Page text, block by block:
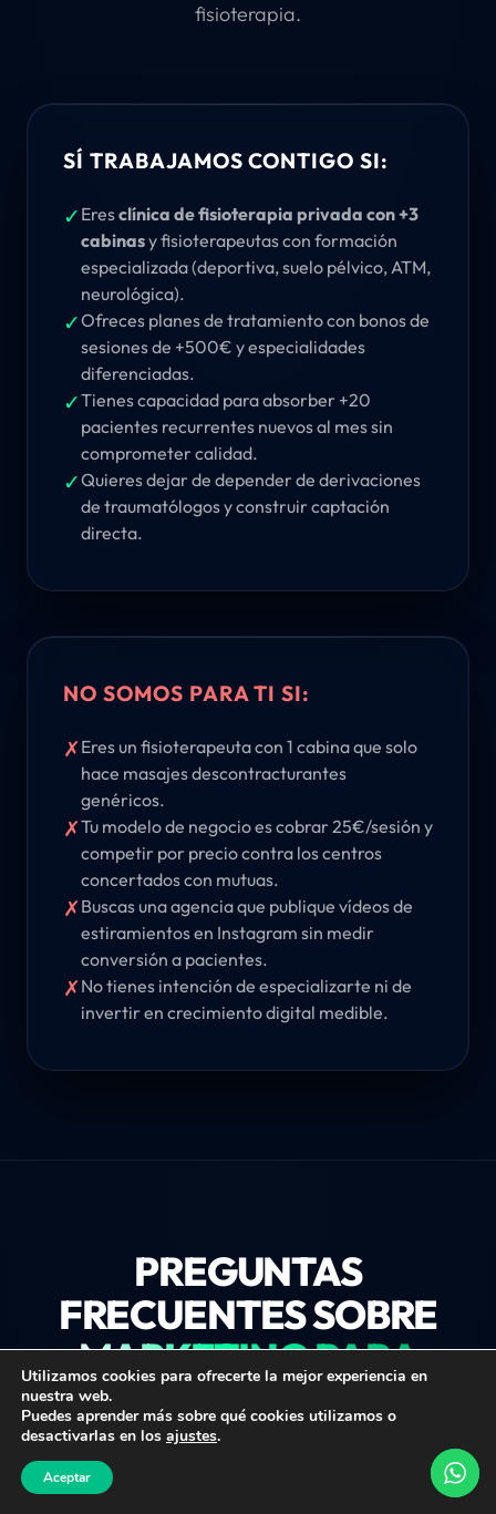
fisioterapia.
SÍ TRABAJAMOS CONTIGO SI:
✓ Eresclínica de fisioterapia privada con +3
cabinasy fisioterapeutas con formación
especializada (deportiva, suelo pélvico, ATM,
neurológica).
✓Ofreces planes de tratamiento con bonos de
sesiones de +500€ y especialidades
diferenciadas.
✓Tienes capacidad para absorber +20
pacientes recurrentes nuevos al mes sin
comprometer calidad.
✓Quieres dejar de depender de derivaciones
de traumatólogos y construir captación
directa.
NO SOMOS PARA TI SI:
✗Eres un fisioterapeuta con 1 cabina que solo
hace masajes descontracturantes
genéricos.
✗Tu modelo de negocio es cobrar 25€/sesión y
competir por precio contra los centros
concertados con mutuas.
✗Buscas una agencia que publique vídeos de
estiramientos en Instagram sin medir
conversión a pacientes.
✗No tienes intención de especializarte ni de
invertir en crecimiento digital medible.
PREGUNTAS
FRECUENTES SOBRE
MARKETING PARA
CLÍNICAS DE
FISIOTERAPIA
Utilizamos cookies para ofrecerte la mejor experiencia en
nuestra web.
Puedes aprender más sobre qué cookies utilizamos o
desactivarlas en los ajustes.
Aceptar